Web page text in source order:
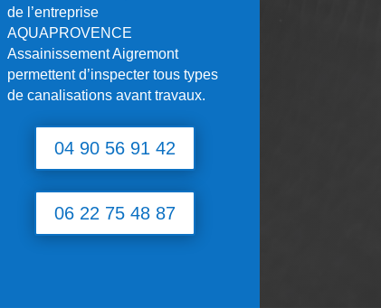
de l’entreprise
AQUAPROVENCE
Assainissement Aigremont
permettent d’inspecter tous types
de canalisations avant travaux.
04 90 56 91 42
06 22 75 48 87